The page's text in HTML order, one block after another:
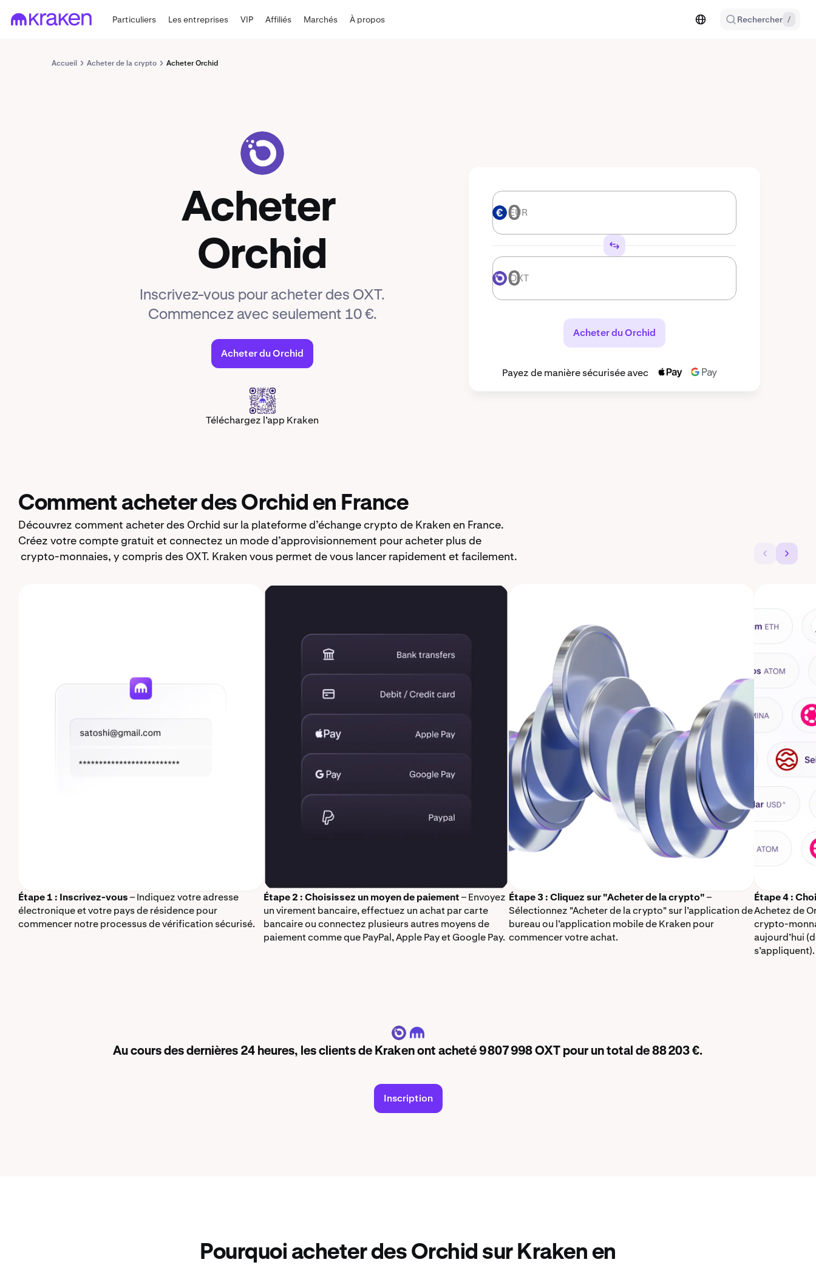
Particuliers Les entreprises VIP Affiliés Marchés À propos Rechercher /
Accueil Acheter de la crypto Acheter Orchid
Acheter
Orchid
Inscrivez-vous pour acheter des OXT.
Commencez avec seulement 10 €.
Acheter du Orchid
Téléchargez l’app Kraken
EUR EUR
OXT OXT
Acheter du Orchid
Payez de manière sécurisée avec
Comment acheter des Orchid en France
Découvrez comment acheter des Orchid sur la plateforme d’échange crypto de Kraken en France.
Créez votre compte gratuit et connectez un mode d’approvisionnement pour acheter plus de
crypto-monnaies, y compris des OXT. Kraken vous permet de vous lancer rapidement et facilement.
Étape 1 : Inscrivez-vous– Indiquez votre adresse
électronique et votre pays de résidence pour
commencer notre processus de vérification sécurisé.
Étape 2 : Choisissez un moyen de paiement– Envoyez
un virement bancaire, effectuez un achat par carte
bancaire ou connectez plusieurs autres moyens de
paiement comme que PayPal, Apple Pay et Google Pay.
Étape 3 : Cliquez sur "Acheter de la crypto"–
Sélectionnez "Acheter de la crypto" sur l’application de
bureau ou l’application mobile de Kraken pour
commencer votre achat.
Étape 4 :
Achetez de
crypto-
aujourd’hui
s’appliquent).
OXT
Au cours des dernières 24 heures, les clients de Kraken ont acheté 9 807 998 OXT pour un total de 88 203 €.
Inscription
Pourquoi acheter des Orchid sur Kraken en